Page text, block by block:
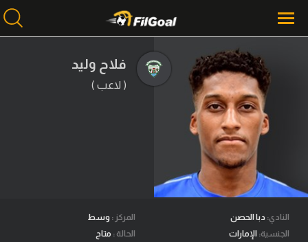
محتوى إخباري
الرئيسية
أخبار
مباريات
ميركاتو
فانتازي في الجول
فلاح وليد
( لاعب )
النادي: دبا الحصن
الجنسية: الإمارات
المركز : وسط
الحالة : متاح